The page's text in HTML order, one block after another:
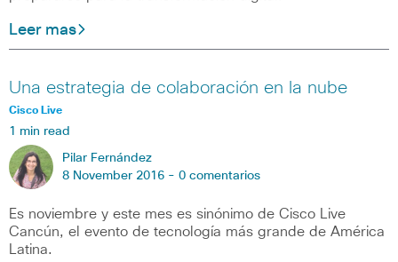
Leer mas
Una estrategia de colaboración en la nube
Cisco Live
1 min read
Pilar Fernández
8 November 2016 - 0 comentarios
Es noviembre y este mes es sinónimo de Cisco Live
Cancún, el evento de tecnología más grande de América
Latina.